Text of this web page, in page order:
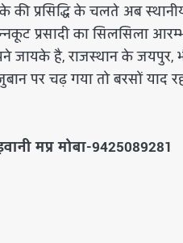
प्रसिद्धि के चलते अब
प्रसादी का सिलसिला
जायके है, राजस्थान के
पर चढ़ गया तो बरसों याद
मप्र मोबा-9425089281